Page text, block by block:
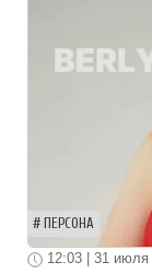
ПЕРСОНА
12:03 | 31 июля